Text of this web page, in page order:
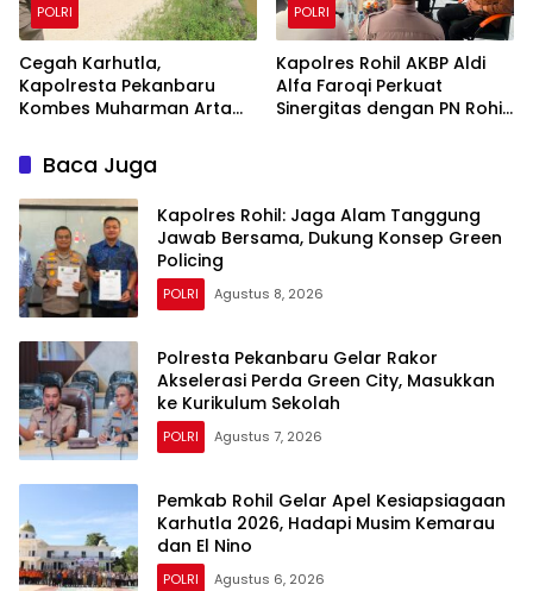
POLRI
Cegah Karhutla,
Kapolresta Pekanbaru
Kombes Muharman Arta
Sekaki dan Tenayan Raya
POLRI
Kapolres Rohil AKBP Aldi
Alfa Faroqi Perkuat
Sinergitas dengan PN Rohil
Baca Juga
Kapolres Rohil: Jaga Alam Tanggung
Jawab Bersama, Dukung Konsep Green
Policing
POLRI Agustus 8, 2026
Polresta Pekanbaru Gelar Rakor
Akselerasi Perda Green City, Masukkan
ke Kurikulum Sekolah
POLRI Agustus 7, 2026
Pemkab Rohil Gelar Apel Kesiapsiagaan
Karhutla 2026, Hadapi Musim Kemarau
dan El Nino
POLRI Agustus 6, 2026